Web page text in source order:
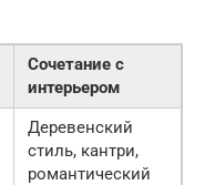
Сочетание с
интерьером
Деревенский
стиль, кантри,
романтический